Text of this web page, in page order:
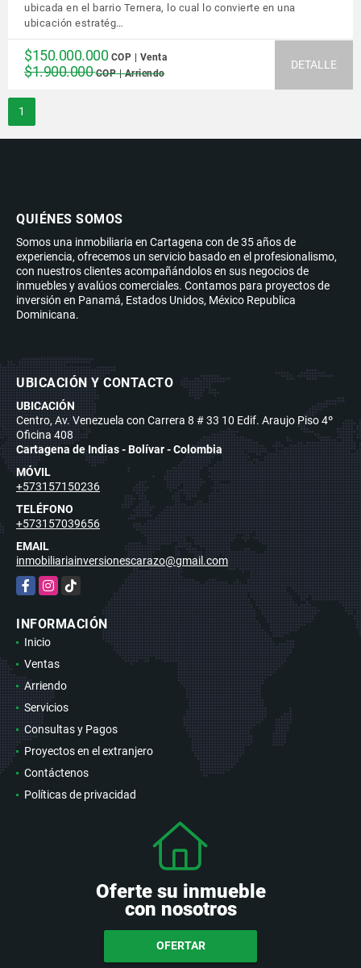
ubicada en el barrio Ternera, lo cual lo convierte en una
ubicación estratég…
$150.000.000 COP | Venta
$1.900.000COP | Arriendo
DETALLE
1
QUIÉNES SOMOS
Somos una inmobiliaria en Cartagena con de 35 años de
experiencia, ofrecemos un servicio basado en el profesionalismo,
con nuestros clientes acompañándolos en sus negocios de
inmuebles y avalúos comerciales. Contamos para proyectos de
inversión en Panamá, Estados Unidos, México Republica
Dominicana.
UBICACIÓN Y CONTACTO
UBICACIÓN
Centro, Av. Venezuela con Carrera 8 # 33 10 Edif. Araujo Piso 4º
Oficina 408
Cartagena de Indias - Bolívar - Colombia
MÓVIL
+573157150236
TELÉFONO
+573157039656
EMAIL
inmobiliariainversionescarazo@gmail.com
FacebookInstagram
TikTok
INFORMACIÓN
Inicio
Ventas
Arriendo
Servicios
Consultas y Pagos
Proyectos en el extranjero
Contáctenos
Políticas de privacidad
Oferte su inmueble
con nosotros
OFERTAR